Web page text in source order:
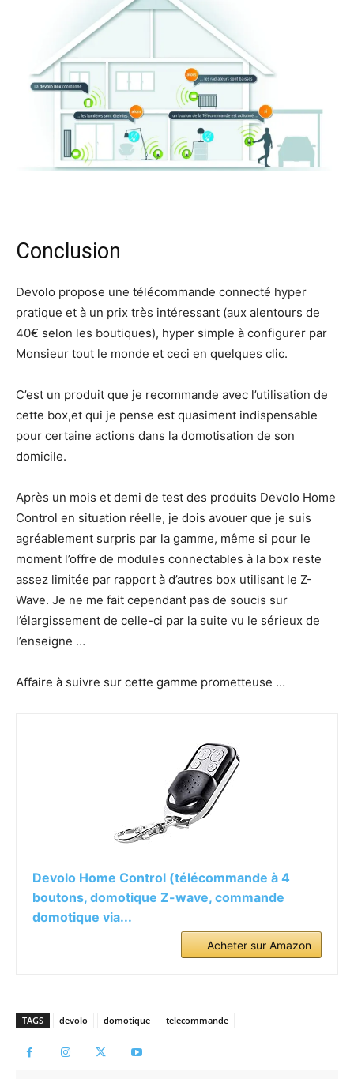
Conclusion
Devolo propose une télécommande connecté hyper
pratique et à un prix très intéressant (aux alentours de
40€ selon les boutiques), hyper simple à configurer par
Monsieur tout le monde et ceci en quelques clic.
C’est un produit que je recommande avec l’utilisation de
cette box,et qui je pense est quasiment indispensable
pour certaine actions dans la domotisation de son
domicile.
Après un mois et demi de test des produits Devolo Home
Control en situation réelle, je dois avouer que je suis
agréablement surpris par la gamme, même si pour le
moment l’offre de modules connectables à la box reste
assez limitée par rapport à d’autres box utilisant le Z-
Wave. Je ne me fait cependant pas de soucis sur
l’élargissement de celle-ci par la suite vu le sérieux de
l’enseigne …
Affaire à suivre sur cette gamme prometteuse …
Devolo Home Control (télécommande à 4
boutons, domotique Z-wave, commande
domotique via...
Acheter sur Amazon
TAGS devolo domotique telecommande